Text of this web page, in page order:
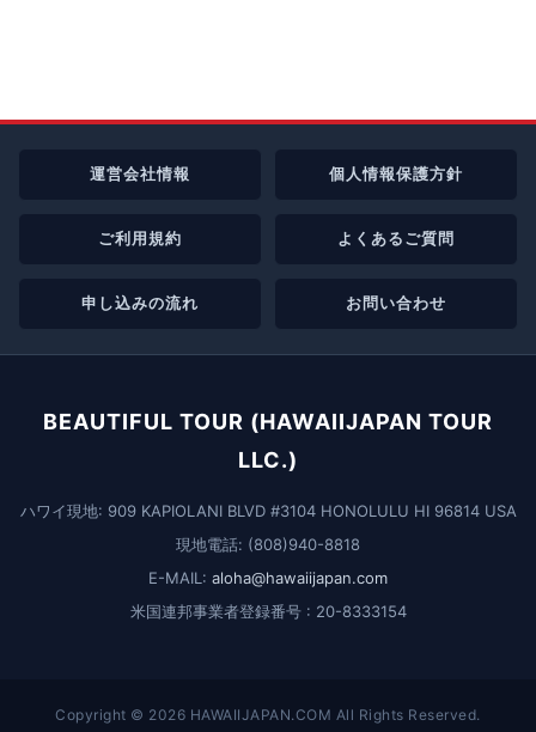
運営会社情報 個人情報保護方針
ご利用規約 よくあるご質問
申し込みの流れ お問い合わせ
BEAUTIFUL TOUR (HAWAIIJAPAN TOUR
LLC.)
ハワイ現地: 909 KAPIOLANI BLVD #3104 HONOLULU HI 96814 USA
現地電話: (808)940-8818
E-MAIL: aloha@hawaiijapan.com
米国連邦事業者登録番号 : 20-8333154
Copyright © 2026 HAWAIIJAPAN.COM All Rights Reserved.